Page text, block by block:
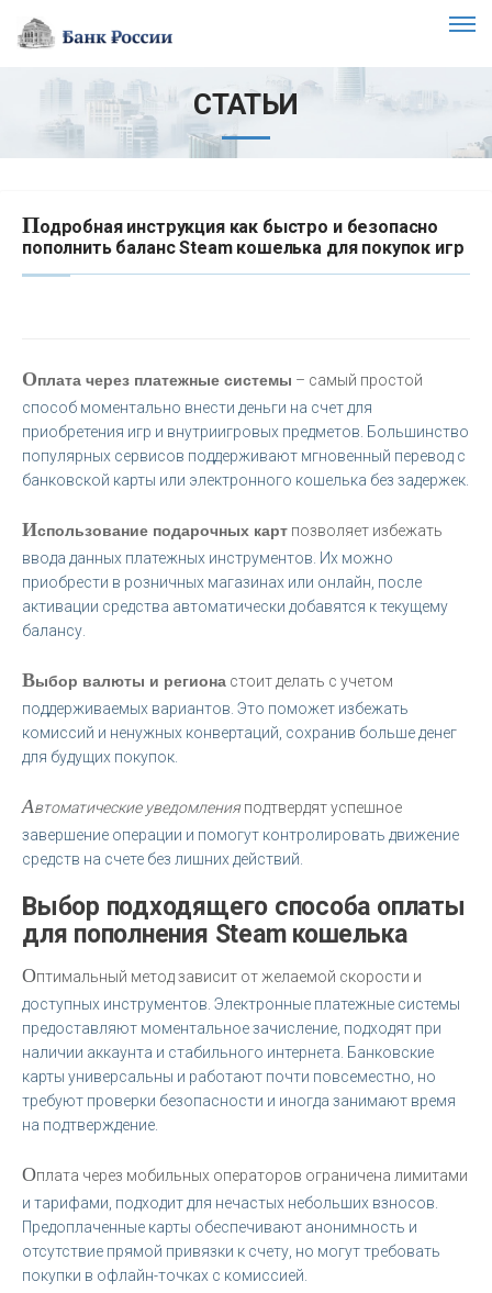
СТАТЬИ
Подробная инструкция как быстро и безопасно
пополнить баланс Steam кошелька для покупок игр
Оплата через платежные системы – самый простой
способ моментально внести деньги на счет для
приобретения игр и внутриигровых предметов. Большинство
популярных сервисов поддерживают мгновенный перевод с
банковской карты или электронного кошелька без задержек.
Использование подарочных карт позволяет избежать
ввода данных платежных инструментов. Их можно
приобрести в розничных магазинах или онлайн, после
активации средства автоматически добавятся к текущему
балансу.
Выбор валюты и региона стоит делать с учетом
поддерживаемых вариантов. Это поможет избежать
комиссий и ненужных конвертаций, сохранив больше денег
для будущих покупок.
Автоматические уведомления подтвердят успешное
завершение операции и помогут контролировать движение
средств на счете без лишних действий.
Выбор подходящего способа оплаты
для пополнения Steam кошелька
Оптимальный метод зависит от желаемой скорости и
доступных инструментов. Электронные платежные системы
предоставляют моментальное зачисление, подходят при
наличии аккаунта и стабильного интернета. Банковские
карты универсальны и работают почти повсеместно, но
требуют проверки безопасности и иногда занимают время
на подтверждение.
Оплата через мобильных операторов ограничена лимитами
и тарифами, подходит для нечастых небольших взносов.
Предоплаченные карты обеспечивают анонимность и
отсутствие прямой привязки к счету, но могут требовать
покупки в офлайн-точках с комиссией.